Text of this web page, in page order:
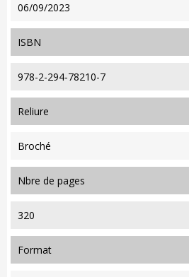
06/09/2023
ISBN
978-2-294-78210-7
reliure
Broché
nbre de pages
320
format